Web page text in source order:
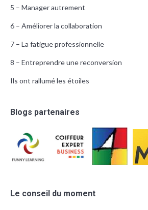
5 – Manager autrement
6 – Améliorer la collaboration
7 – La fatigue professionnelle
8 – Entreprendre une reconversion
Ils ont rallumé les étoiles
Blogs partenaires
Le conseil du moment